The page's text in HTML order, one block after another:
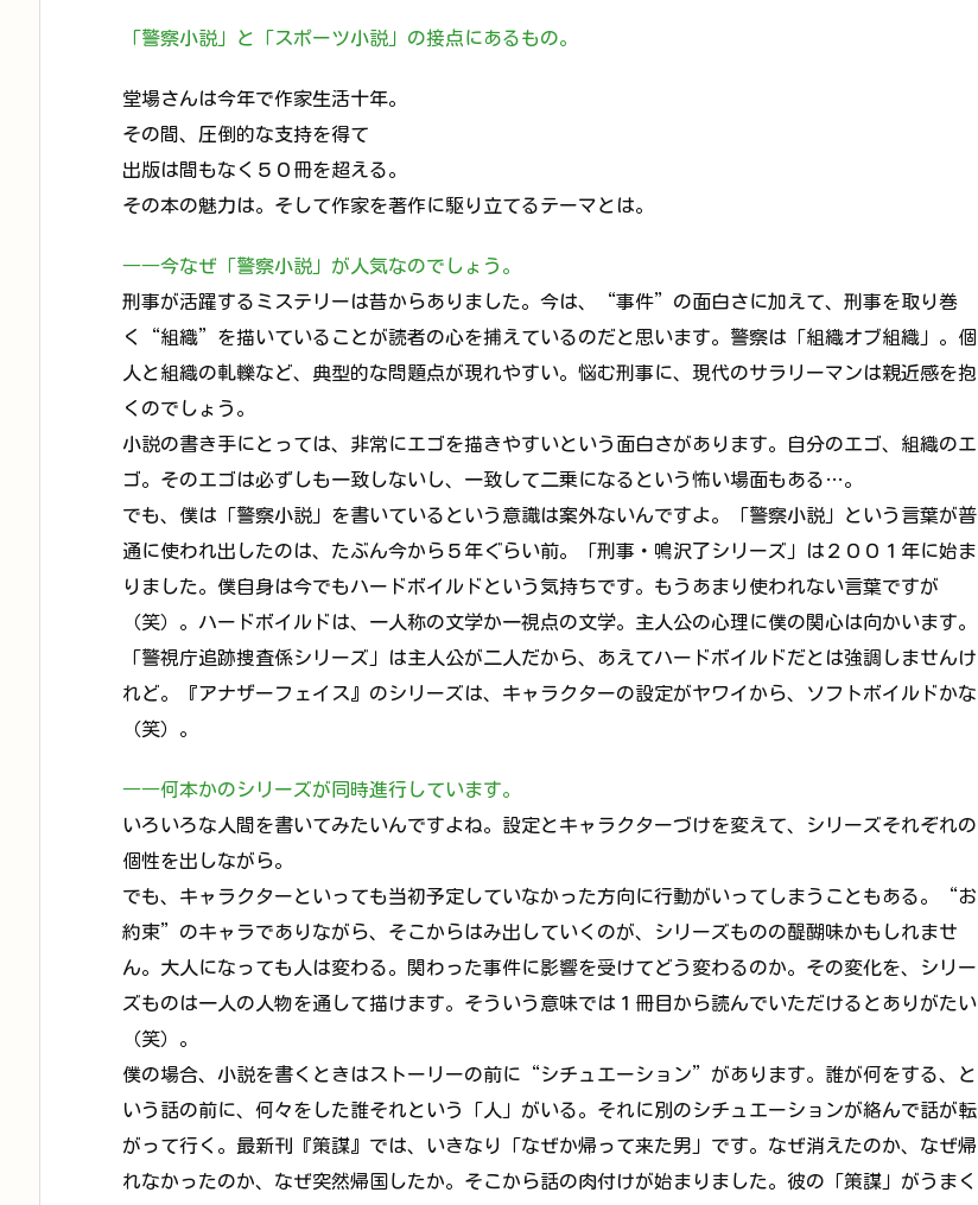
「警察小説」と「スポーツ小説」の接点にあるもの。
堂場さんは今年で作家生活十年。
その間、圧倒的な支持を得て
出版は間もなく５０冊を超える。
その本の魅力は。そして作家を著作に駆り立てるテーマとは。
――今なぜ「警察小説」が人気なのでしょう。
刑事が活躍するミステリーは昔からありました。今は、“事件”の面白さに加えて、刑事を取り巻
く“組織”を描いていることが読者の心を捕えているのだと思います。警察は「組織オブ組織」。個
人と組織の軋轢など、典型的な問題点が現れやすい。悩む刑事に、現代のサラリーマンは親近感を抱
くのでしょう。
小説の書き手にとっては、非常にエゴを描きやすいという面白さがあります。自分のエゴ、組織のエ
ゴ。そのエゴは必ずしも一致しないし、一致して二乗になるという怖い場面もある…。
でも、僕は「警察小説」を書いているという意識は案外ないんですよ。「警察小説」という言葉が普
通に使われ出したのは、たぶん今から５年ぐらい前。「刑事・鳴沢了シリーズ」は２００１年に始ま
りました。僕自身は今でもハードボイルドという気持ちです。もうあまり使われない言葉ですが
（笑）。ハードボイルドは、一人称の文学か一視点の文学。主人公の心理に僕の関心は向かいます。
「警視庁追跡捜査係シリーズ」は主人公が二人だから、あえてハードボイルドだとは強調しませんけ
れど。『アナザーフェイス』のシリーズは、キャラクターの設定がヤワイから、ソフトボイルドかな
（笑）。
――何本かのシリーズが同時進行しています。
いろいろな人間を書いてみたいんですよね。設定とキャラクターづけを変えて、シリーズそれぞれの
個性を出しながら。
でも、キャラクターといっても当初予定していなかった方向に行動がいってしまうこともある。“お
約束”のキャラでありながら、そこからはみ出していくのが、シリーズものの醍醐味かもしれませ
ん。大人になっても人は変わる。関わった事件に影響を受けてどう変わるのか。その変化を、シリー
ズものは一人の人物を通して描けます。そういう意味では１冊目から読んでいただけるとありがたい
（笑）。
僕の場合、小説を書くときはストーリーの前に“シチュエーション”があります。誰が何をする、と
いう話の前に、何々をした誰それという「人」がいる。それに別のシチュエーションが絡んで話が転
がって行く。最新刊『策謀』では、いきなり「なぜか帰って来た男」です。なぜ消えたのか、なぜ帰
れなかったのか、なぜ突然帰国したか。そこから話の肉付けが始まりました。彼の「策謀」がうまく